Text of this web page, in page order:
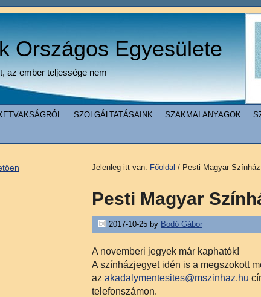
Országos Egyesülete
az ember teljessége nem
SZOLGÁLTATÁSAINK SZAKMAI ANYAGOK
Jelenleg itt van: Főoldal / Pesti Magyar
Pesti Magyar
2017-10-25 by Bodó Gábor
A novemberi jegyek már kaphatók!
A színházjegyet idén is a megszokott
az akadalymentesites@mszinhaz.hu
telefonszámon.